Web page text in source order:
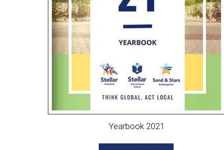
Yearbook 2021